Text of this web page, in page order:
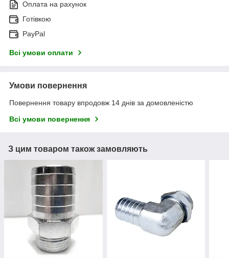
Оплата на рахунок
Готівкою
PayPal
Всі умови оплати
Умови повернення
Повернення товару впродовж 14 днів за домовленістю
Всі умови повернення
З цим товаром також замовляють